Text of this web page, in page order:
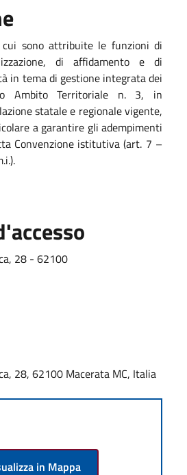
cui sono attribuite le funzioni di
di affidamento e di
in tema di gestione integrata dei
Ambito Territoriale n. 3, in
statale e regionale vigente,
a garantire gli adempimenti
Convenzione istitutiva (art. 7 –
28 - 62100
28, 62100 Macerata MC, Italia
in Mappa